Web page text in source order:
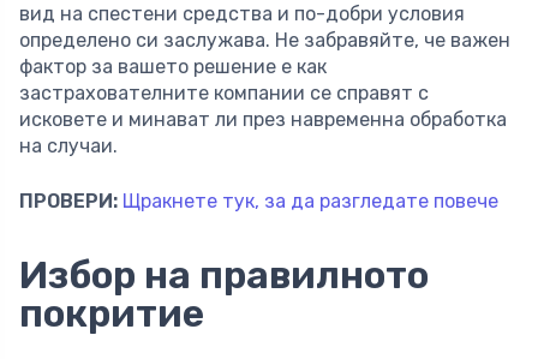
вид на спестени средства и по-добри условия
определено си заслужава. Не забравяйте, че важен
фактор за вашето решение е как
застрахователните компании се справят с
исковете и минават ли през навременна обработка
на случаи.
ПРОВЕРИ: Щракнете тук, за да разгледате повече
Избор на правилното
покритие